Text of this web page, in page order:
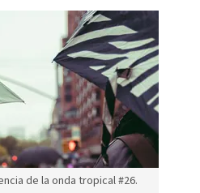
de la onda tropical #26.